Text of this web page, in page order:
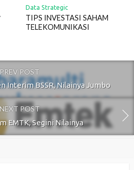
Data Strategic
TIPS INVESTASI SAHAM
TELEKOMUNIKASI
PREV POST
Interim BSSR, Nilainya Jumbo
NEXT POST
EMTK, Segini Nilainya